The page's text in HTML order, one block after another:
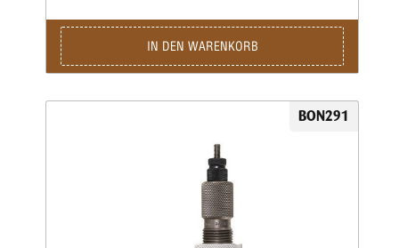
IN DEN WARENKORB
BON291